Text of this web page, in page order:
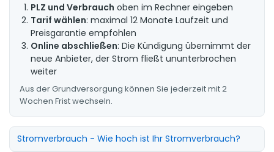
PLZ und Verbrauch oben im Rechner eingeben
Tarif wählen: maximal 12 Monate Laufzeit und
Preisgarantie empfohlen
Online abschließen: Die Kündigung übernimmt der
neue Anbieter, der Strom fließt ununterbrochen
weiter
Aus der Grundversorgung können Sie jederzeit mit 2
Wochen Frist wechseln.
Stromverbrauch - Wie hoch ist Ihr Stromverbrauch?